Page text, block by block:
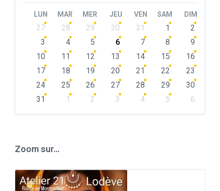
LUN MAR MER JEU VEN SAM DIM
Skip
calendar
27 28 29 30 31 1
2
3
4 5 6 7 8
9
10
11 12 13 14 15
16
17
18 19 20 21 22
23
24
25 26 27 28 29
30
31
1 2 3 4 5
6
Zoom sur…